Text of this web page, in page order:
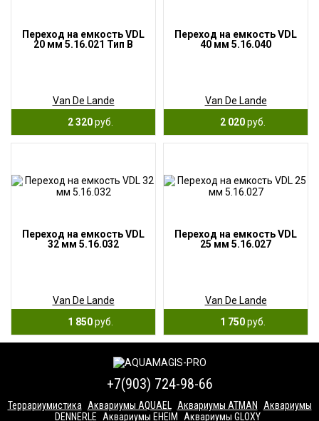
Переход на емкость VDL
20 мм 5.16.021 Тип В
Van De Lande
2 320руб.
Переход на емкость VDL
40 мм 5.16.040
Van De Lande
2 020руб.
Переход на емкость VDL
32 мм 5.16.032
Van De Lande
1 850руб.
Переход на емкость VDL
25 мм 5.16.027
Van De Lande
1 750руб.
+7(903) 724-98-66
Террариумистика Аквариумы AQUAEL Аквариумы ATMAN
Аквариумы
DENNERLE
Аквариумы EHEIM Аквариумы GLOXY